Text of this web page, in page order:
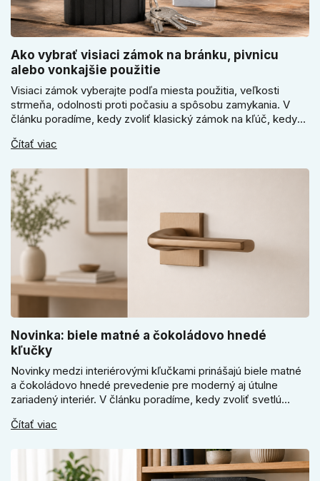
Ako vybrať visiaci zámok na bránku, pivnicu
alebo vonkajšie použitie
Visiaci zámok vyberajte podľa miesta použitia, veľkosti
strmeňa, odolnosti proti počasiu a spôsobu zamykania. V
článku poradíme, kedy zvoliť klasický zámok na kľúč, kedy
sa pri bránke, pivnici alebo záhradnom domčeku neoplatí
Čítať viac
Novinka: biele matné a čokoládovo hnedé
kľučky
Novinky medzi interiérovými kľučkami prinášajú biele matné
a čokoládovo hnedé prevedenie pre moderný aj útulne
zariadený interiér. V článku poradíme, kedy zvoliť svetlú
ako vyberať medzi okrúhlym a štvorcovým štítom. Nové
Čítať viac